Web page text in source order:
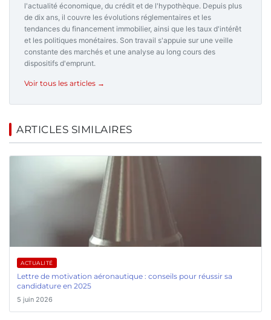
l'actualité économique, du crédit et de l'hypothèque. Depuis plus
de dix ans, il couvre les évolutions réglementaires et les
tendances du financement immobilier, ainsi que les taux d'intérêt
et les politiques monétaires. Son travail s'appuie sur une veille
constante des marchés et une analyse au long cours des
dispositifs d'emprunt.
Voir tous les articles →
ARTICLES SIMILAIRES
ACTUALITÉ
Lettre de motivation aéronautique : conseils pour réussir sa
candidature en 2025
5 juin 2026